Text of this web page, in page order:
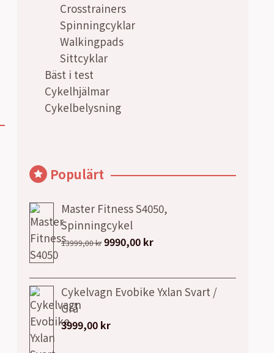
Crosstrainers
Spinningcyklar
Walkingpads
Sittcyklar
Bäst i test
Cykelhjälmar
Cykelbelysning
Populärt
Master Fitness S4050,
Spinningcykel
13999,00kr Det
priset
var:
9990,00 kr
priset
är:
Cykelvagn Evobike Yxlan Svart /
Grå
3999,00 kr